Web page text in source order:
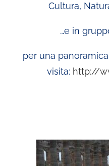
Cultura,
…e in
per una
visita: http://